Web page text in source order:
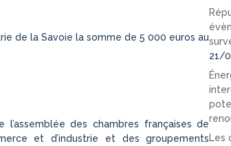
de la Savoie la somme de 5 000 euros au
des chambres françaises de
et d’industrie et des groupements
21/
Les